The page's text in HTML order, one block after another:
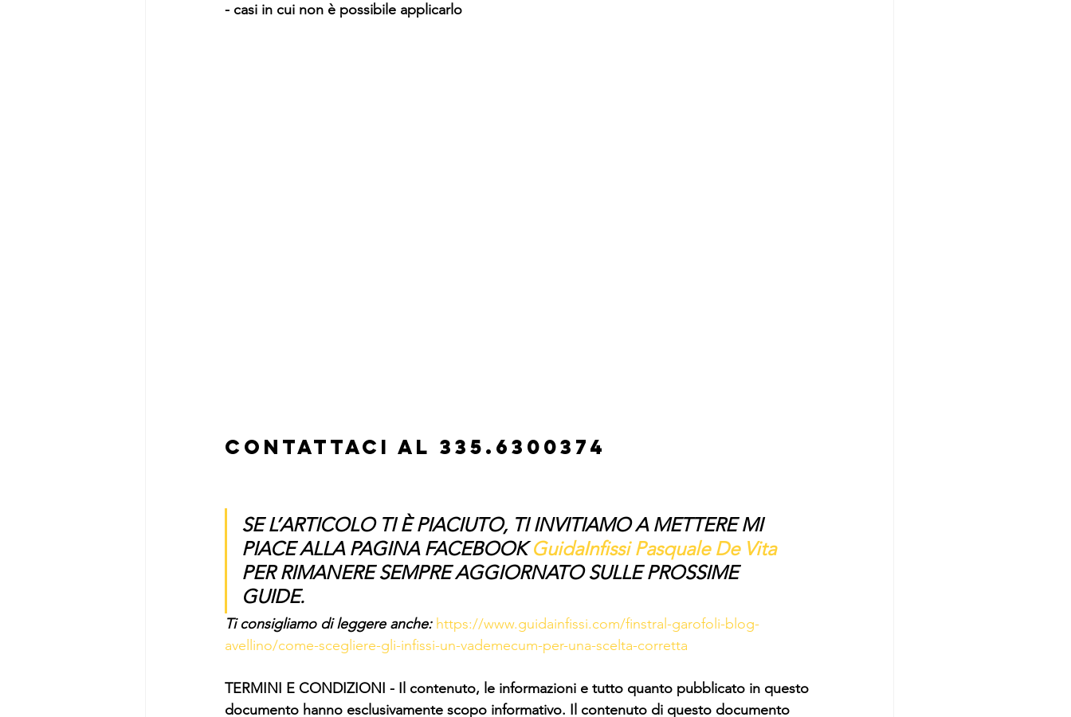
- casi in cui non è possibile applicarlo
contattaci al 335.6300374
SE L’ARTICOLO TI È PIACIUTO, TI INVITIAMO A METTERE MI
PIACE ALLA PAGINA FACEBOOK GuidaInfissi Pasquale De Vita
PER RIMANERE SEMPRE AGGIORNATO SULLE PROSSIME
GUIDE.
Ti consigliamo di leggere anche: https://www.guidainfissi.com/finstral-garofoli-blog-
avellino/come-scegliere-gli-infissi-un-vademecum-per-una-scelta-corretta
TERMINI E CONDIZIONI - Il contenuto, le informazioni e tutto quanto pubblicato in questo
documento hanno esclusivamente scopo informativo. Il contenuto di questo documento